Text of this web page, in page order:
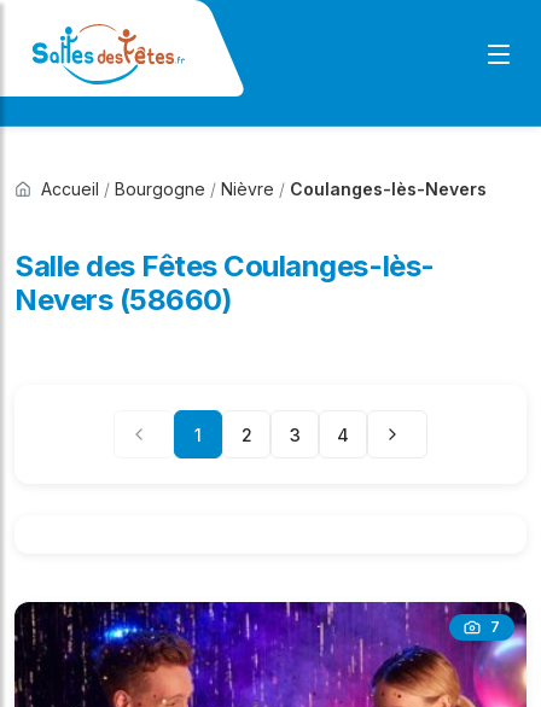
Accueil / Bourgogne / Nièvre / Coulanges-lès-Nevers
Salle des Fêtes Coulanges-lès-
Nevers (58660)
1 2 3 4
7